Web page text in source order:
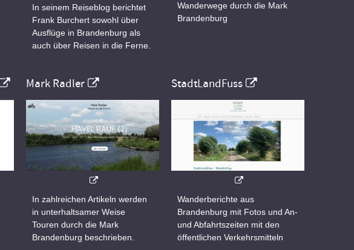
In seinem Reiseblog berichtet
Frank Burchert sowohl über
Ausflüge in Brandenburg als
auch über Reisen in die Ferne.
Wanderwege durch die Mark
Brandenburg
Mark Radler
In zahlreichen Artikeln werden
in unterhaltsamer Weise
Touren durch die Mark
Brandenburg beschrieben.
StadtLandFuss
Wanderberichte aus
Brandenburg mit Fotos und An-
und Abfahrtszeiten mit den
öffentlichen Verkehrsmitteln